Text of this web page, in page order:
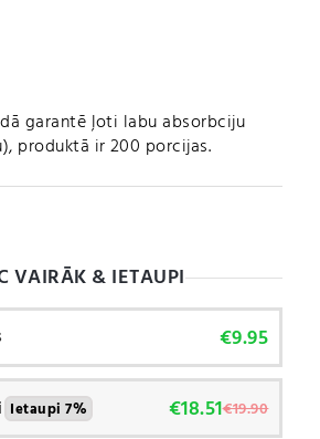
garantē ļoti labu absorbciju
produktā ir 200 porcijas.
VAIRĀK & IETAUPI
€9.95
Ietaupi 7% €18.51€19.90